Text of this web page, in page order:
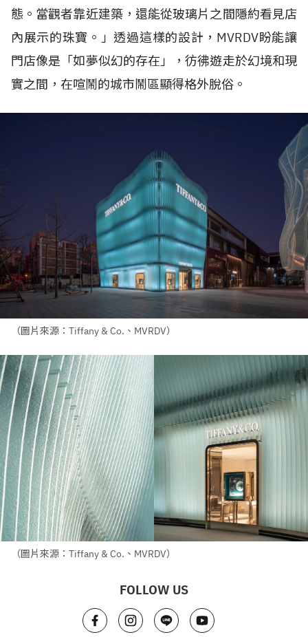
態。當觀者靠近建築，還能從玻璃片之間隱約看見店
內展示的珠寶。」透過這樣的設計， MVRDV盼能讓
門店像是「如夢似幻的存在」，彷彿遊走於幻境和現
實之間，在喧鬧的城市鬧區顯得格外脫俗。
（圖片來源：Tiffany & Co.、MVRDV）
（圖片來源：Tiffany & Co.、MVRDV）
FOLLOW US